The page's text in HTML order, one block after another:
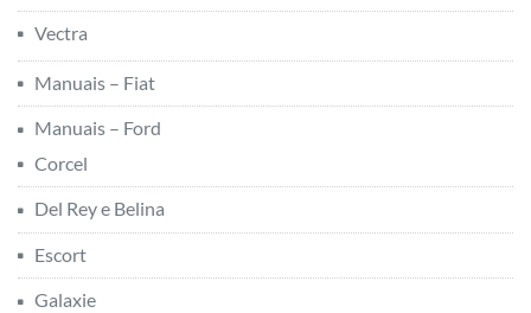
Vectra
Manuais – Fiat
Manuais – Ford
Corcel
Del Rey e Belina
Escort
Galaxie